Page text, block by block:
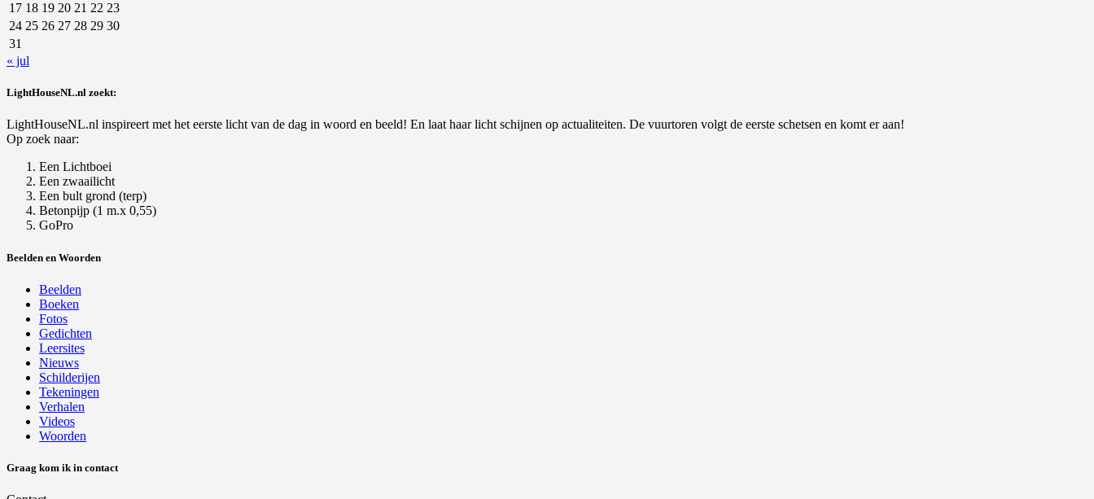
17 18 19 20 21 22 23
24 25 26 27 28 29 30
31
« jul
LightHouseNL.nl zoekt:
LightHouseNL.nl inspireert met het eerste licht van de dag in woord en beeld! En laat haar licht schijnen op actualiteiten. De vuurtoren volgt de eerste schetsen en komt er aan!
Op zoek naar:
Een Lichtboei
Een zwaailicht
Een bult grond (terp)
Betonpijp (1 m.x 0,55)
GoPro
Beelden en Woorden
Beelden
Boeken
Fotos
Gedichten
Leersites
Nieuws
Schilderijen
Tekeningen
Verhalen
Videos
Woorden
Graag kom ik in contact